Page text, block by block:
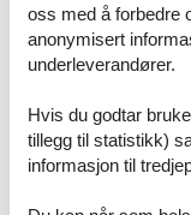
garden furniture. In
use), heating
weekly. Room
km, Santa Maria di
Otranto 25 km, Porto
recommended.
oss med å forbedre
anonymisert
underleverandører.
Hvis du godtar
tillegg til statistikk)
informasjon til